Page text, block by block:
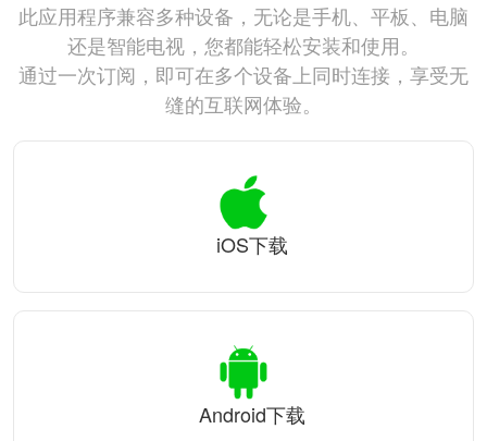
此应用程序兼容多种设备，无论是手机、平板、电脑
还是智能电视，您都能轻松安装和使用。
通过一次订阅，即可在多个设备上同时连接，享受无
缝的互联网体验。
iOS下载
Android下载